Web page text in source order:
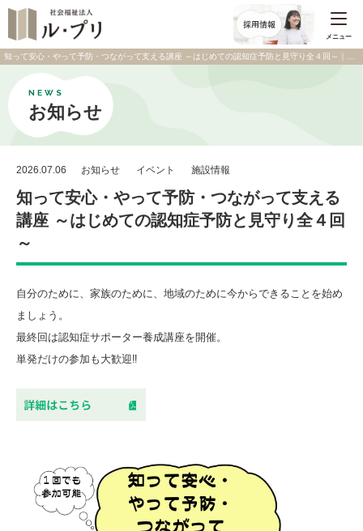
メニュー
NEWS
お知らせ
2026.07.06 お知らせ イベント 施設情報
知って安心・やって予防・つながって支える
講座 ～はじめての認知症予防と見守り全４回
～
自分のために、家族のために、地域のために今からできることを始め
ましょう。
最終回は認知症サポーター養成講座を開催。
単発だけの参加も大歓迎‼